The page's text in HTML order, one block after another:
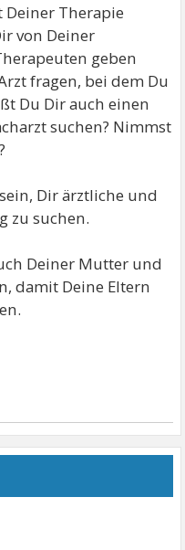
Deiner Therapie
von Deiner
geben
fragen, bei dem Du
Du Dir auch einen
suchen? Nimmst
Dir ärztliche und
zu suchen.
Deiner Mutter und
damit Deine Eltern